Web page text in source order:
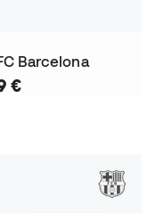
Barcelona
€